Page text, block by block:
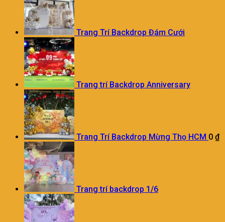
Trang Trí Backdrop Đám Cưới
Trang trí Backdrop Anniversary
Trang Trí Backdrop Mừng Thọ HCM 0 ₫
Trang trí backdrop 1/6